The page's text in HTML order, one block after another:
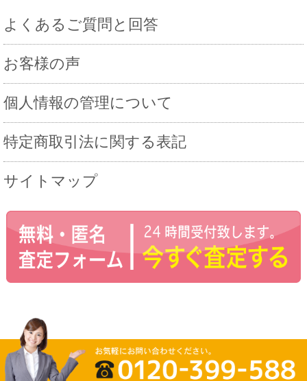
よくあるご質問と回答
お客様の声
個人情報の管理について
特定商取引法に関する表記
サイトマップ